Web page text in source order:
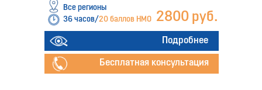
36 часов/20 баллов НМО 2800 руб.
Все регионы
Бесплатная консультация
Подробнее